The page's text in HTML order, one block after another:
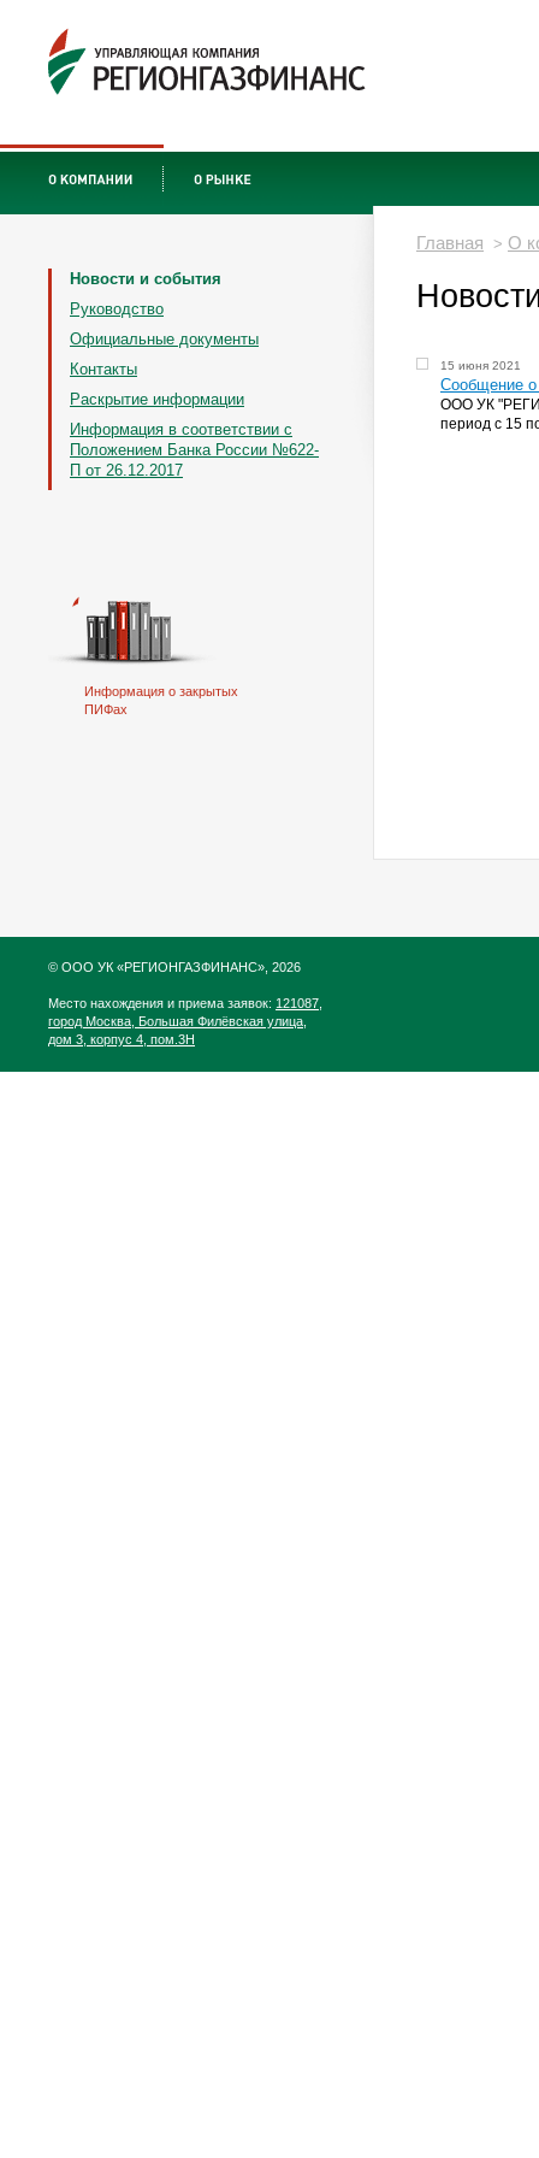
Новости и события
Руководство
Официальные документы
Контакты
Раскрытие информации
Информация в соответствии с
Положением Банка России №622-
П от 26.12.2017
Информация о закрытых
ПИФах
Главная > О
15 июня 2021
Сообщение о
ООО УК
период с 15
© ООО УК «РЕГИОНГАЗФИНАНС», 2026
Место нахождения и приема заявок: 121087,
город Москва, Большая Филёвская улица,
дом 3, корпус 4, пом.3Н